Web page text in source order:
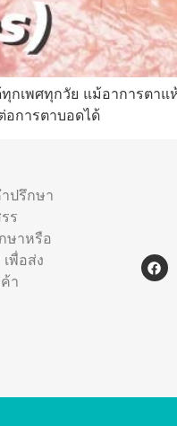
กเพศทุกวัย แม้อาการตา
อการตาบอดได้
ปรึกษา
ร
าหรือ
พื่อส่ง
า